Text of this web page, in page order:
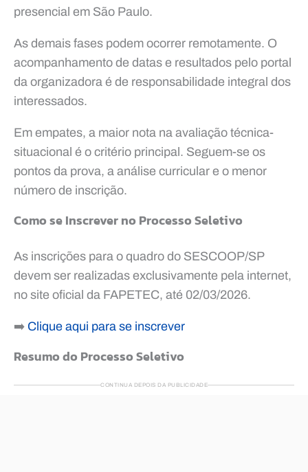
presencial em São Paulo.
As demais fases podem ocorrer remotamente. O
acompanhamento de datas e resultados pelo portal
da organizadora é de responsabilidade integral dos
interessados.
Em empates, a maior nota na avaliação técnica-
situacional é o critério principal. Seguem-se os
pontos da prova, a análise curricular e o menor
número de inscrição.
Como se Inscrever no Processo Seletivo
As inscrições para o quadro do SESCOOP/SP
devem ser realizadas exclusivamente pela internet,
no site oficial da FAPETEC, até 02/03/2026.
➡️ Clique aqui para se inscrever
Resumo do Processo Seletivo
CONTINUA DEPOIS DA PUBLICIDADE